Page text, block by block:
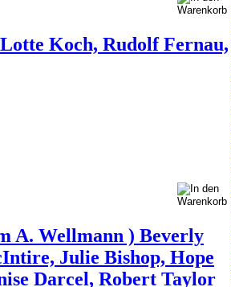
Koch, Rudolf Fernau,
A. Wellmann ) Beverly
Julie Bishop, Hope
Darcel, Robert Taylor